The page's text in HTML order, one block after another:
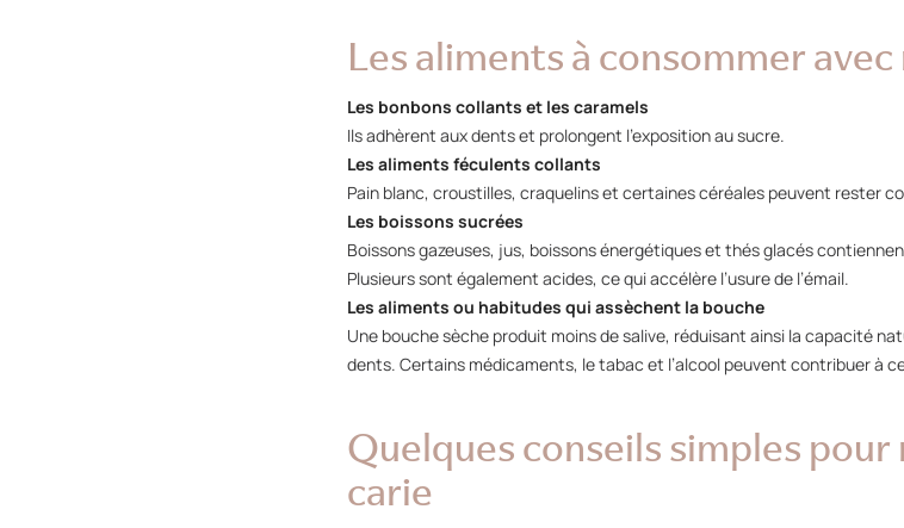
Les aliments à consommer
Les bonbons collants et les caramels
Ils adhèrent aux dents et prolongent l’exposition au sucre.
Les aliments féculents collants
Pain blanc, croustilles, craquelins et certaines céréales peuvent rester
Les boissons sucrées
Boissons gazeuses, jus, boissons énergétiques et thés glacés
Plusieurs sont également acides, ce qui accélère l’usure de l’émail.
Les aliments ou habitudes qui assèchent la bouche
Une bouche sèche produit moins de salive, réduisant ainsi la capacité
dents. Certains médicaments, le tabac et l’alcool peuvent contribuer à
Quelques conseils simples
carie